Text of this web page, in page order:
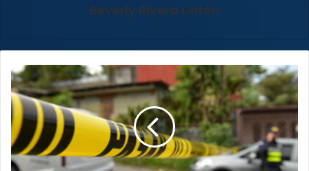
Beverly Rivera Leitón
Sagrada
Familia: tres
menores
resultan
heridos
tras
balacera